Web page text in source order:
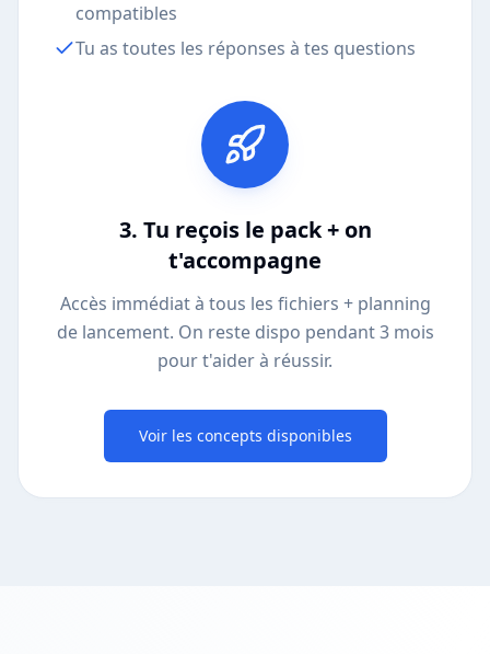
compatibles
Tu as toutes les réponses à tes questions
3. Tu reçois le pack + on
t'accompagne
Accès immédiat à tous les fichiers + planning
de lancement. On reste dispo pendant 3 mois
pour t'aider à réussir.
Voir les concepts disponibles